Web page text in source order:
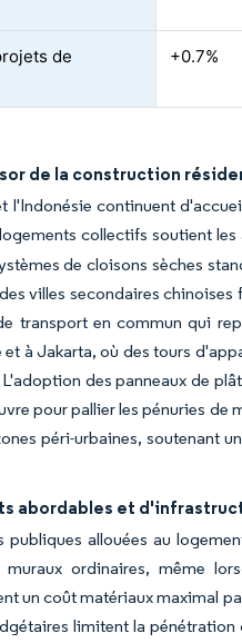
de
+0.7%
de la construction
l'Indonésie continuent
collectifs soutient
de cloisons sèches
villes secondaires
transport en commun qui
à Jakarta, où des tours
des panneaux de
pour pallier les pénuries de
péri-urbaines, soutenant
abordables et
publiques allouées au
muraux ordinaires, même
un coût matériaux maximal
limitent la